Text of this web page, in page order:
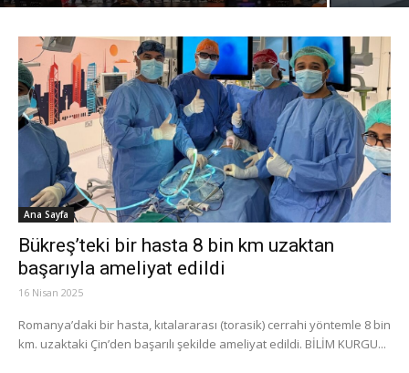
Ana Sayfa
Bükreş’teki bir hasta 8 bin km uzaktan
başarıyla ameliyat edildi
16 Nisan 2025
Romanya’daki bir hasta, kıtalararası (torasik) cerrahi yöntemle 8 bin
km. uzaktaki Çin’den başarılı şekilde ameliyat edildi. BİLİM KURGU...